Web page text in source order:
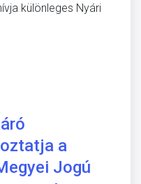
különleges Nyári
a
Jogú